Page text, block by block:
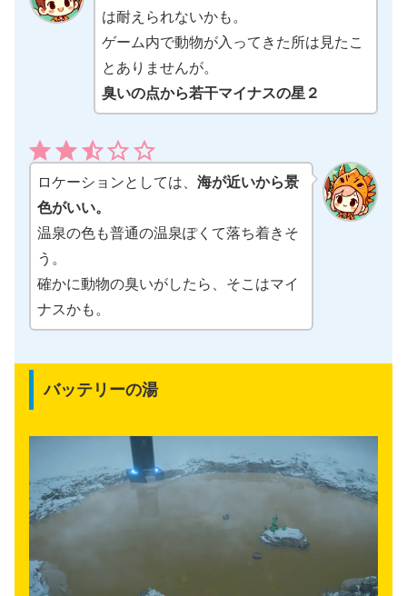
は耐えられないかも。
ゲーム内で動物が入ってきた所は見たこ
とありませんが。
臭いの点から若干マイナスの星２
ロケーションとしては、 海が近いから景
色がいい。
温泉の色も普通の温泉ぽくて落ち着きそ
う。
確かに動物の臭いがしたら、そこはマイ
ナスかも。
バッテリーの湯